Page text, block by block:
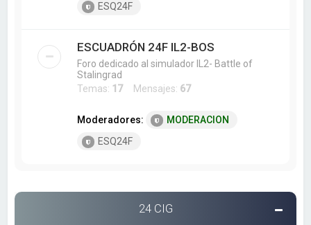
ESQ24F
ESCUADRÓN 24F IL2-BOS
Foro dedicado al simulador IL2- Battle of
Stalingrad
Temas: 17Mensajes: 67
Moderadores:
MODERACION
ESQ24F
24 CIG